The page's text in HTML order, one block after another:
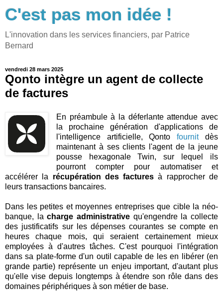
C'est pas mon idée !
L'innovation dans les services financiers, par Patrice
Bernard
vendredi 28 mars 2025
Qonto intègre un agent de collecte
de factures
En préambule à la déferlante attendue avec
la prochaine génération d'applications de
l'intelligence artificielle, Qontofournitdès
maintenant à ses clients l'agent de la jeune
pousse hexagonale Twin, sur lequel ils
pourront compter pour automatiser et
accélérer la récupération des factures à rapprocher de
leurs transactions bancaires.
Dans les petites et moyennes entreprises que cible la néo-
banque, lacharge administrative qu'engendre la collecte
des justificatifs sur les dépenses courantes se compte en
heures chaque mois, qui seraient certainement mieux
employées à d'autres tâches. C'est pourquoi l'intégration
dans sa plate-forme d'un outil capable de les en libérer (en
grande partie) représente un enjeu important, d'autant plus
qu'elle vise depuis longtemps à étendre son rôle dans des
domaines périphériques à son métier de base.